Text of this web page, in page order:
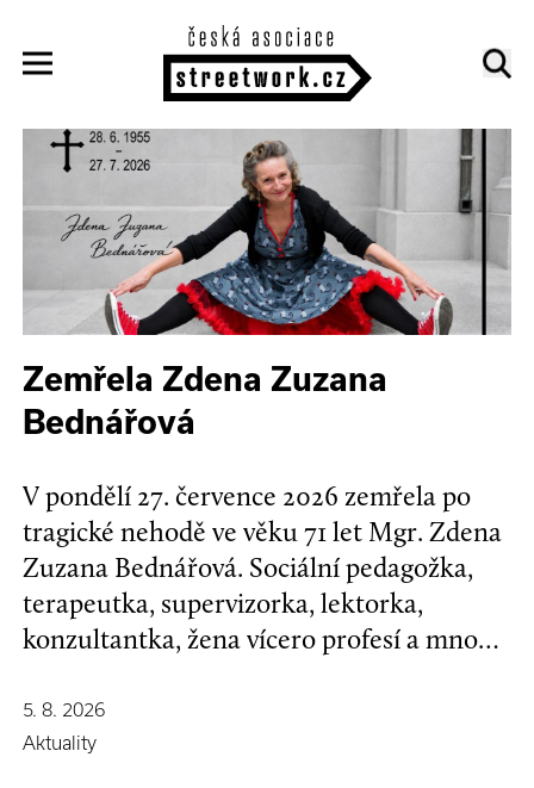
Zemřela Zdena Zuzana
Bednářová
V pondělí 27. července 2026 zemřela po
tragické nehodě ve věku 71 let Mgr. Zdena
Zuzana Bednářová. Sociální pedagožka,
terapeutka, supervizorka, lektorka,
konzultantka, žena vícero profesí a mnoha
nespoutanou povahou.
5. 8. 2026
Aktuality